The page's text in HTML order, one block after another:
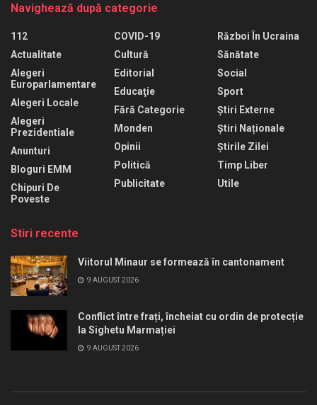
Navighează după categorie
112
Actualitate
Alegeri
Europarlamentare
Alegeri Locale
Alegeri
Prezidentiale
Anunturi
Bloguri EMM
Chipuri De
Poveste
COVID-19
Cultură
Editorial
Educaţie
Fără Categorie
Monden
Opinii
Politică
Publicitate
Război În Ucraina
Sănătate
Social
Sport
Știri Externe
Știri Naționale
Știrile Zilei
Timp Liber
Utile
Stiri recente
Viitorul Minaur se formează în cantonament
9 AUGUST 2026
Conflict între frați, încheiat cu ordin de protecție
la Sighetu Marmației
9 AUGUST 2026